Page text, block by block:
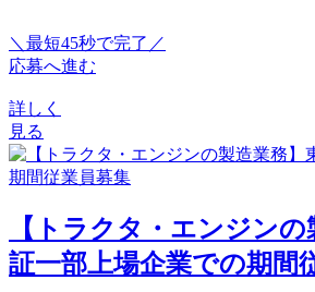
＼最短45秒で完了／
応募へ進む
詳しく
見る
【トラクタ・エンジン
証一部上場企業での期間